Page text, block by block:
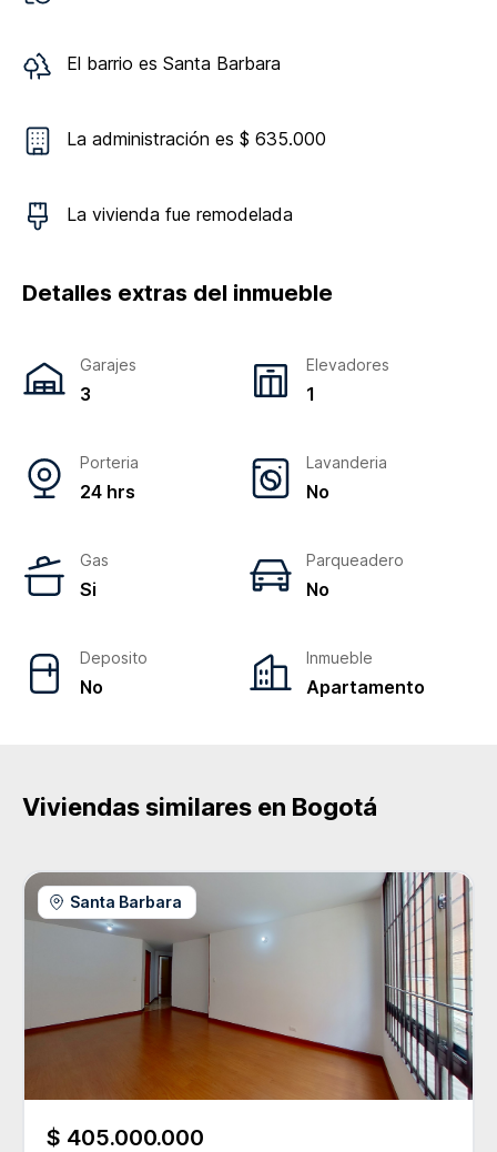
El barrio es Santa Barbara
La administración es $ 635.000
La vivienda fue remodelada
Detalles extras del inmueble
Garajes
3
Elevadores
1
Porteria
24 hrs
Lavanderia
No
Gas
Si
Parqueadero
No
Deposito
No
Inmueble
Apartamento
Viviendas similares en Bogotá
Santa Barbara
$ 405.000.000